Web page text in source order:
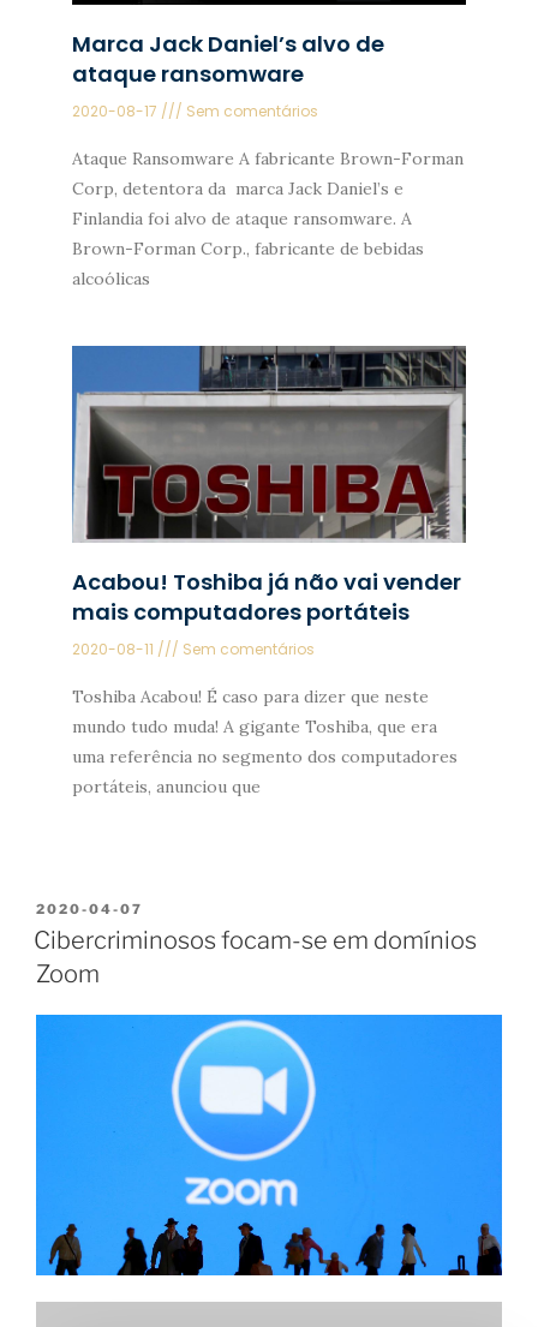
Marca Jack Daniel’s alvo de
ataque ransomware
2020-08-17 Sem comentários
Ataque Ransomware A fabricante Brown-Forman
Corp, detentora da marca Jack Daniel’s e
Finlandia foi alvo de ataque ransomware. A
Brown-Forman Corp., fabricante de bebidas
alcoólicas
Acabou! Toshiba já não vai vender
mais computadores portáteis
2020-08-11 Sem comentários
Toshiba Acabou! É caso para dizer que neste
mundo tudo muda! A gigante Toshiba, que era
uma referência no segmento dos computadores
portáteis, anunciou que
2020-04-07
Cibercriminosos focam-se em domínios
Zoom